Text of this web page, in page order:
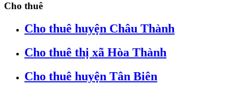
Cho thuê
Cho thuê huyện Châu Thành
Cho thuê thị xã Hòa Thành
Cho thuê huyện Tân Biên